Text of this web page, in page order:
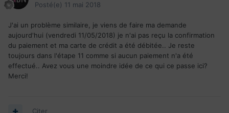
Posté(e) 11 mai 2018
J'ai un problème similaire, je viens de faire ma demande
aujourd'hui (vendredi 11/05/2018) je n'ai pas reçu la confirmation
du paiement et ma carte de crédit a été débitée.. Je reste
toujours dans l'étape 11 comme si aucun paiement n'a été
effectué.. Avez vous une moindre idée de ce qui ce passe ici?
Merci!
Citer